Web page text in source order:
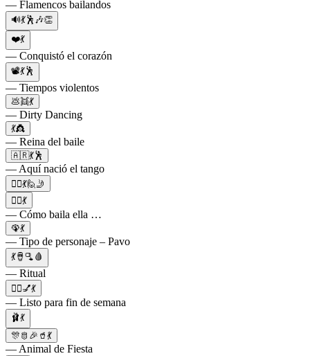
— Flamencos bailandos
🔊💃🕺🎶👏
❤️💃
— Conquistó el corazón
📽️💃🕺
— Tiempos violentos
💩👯💃
— Dirty Dancing
💃👸
— Reina del baile
🇦🇷💃🕺
— Aquí nació el tango
👱‍♀️💃🙋🤳
🤦‍♀️💃
— Cómo baila ella …
🦚💃
— Tipo de personaje – Pavo
💃🪘🫗🩸
— Ritual
💇‍♀️💅💃
— Listo para fin de semana
🩰💃
🎊🫅🎉🥤💃
— Animal de Fiesta